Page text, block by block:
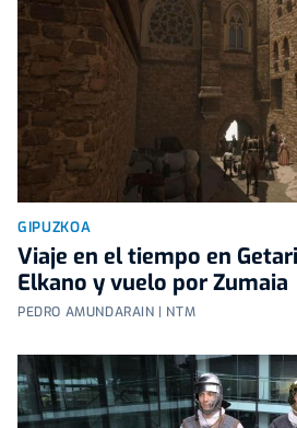
GIPUZKOA
Viaje en el tiempo en
Elkano y vuelo por Zumaia
PEDRO AMUNDARAIN | NTM